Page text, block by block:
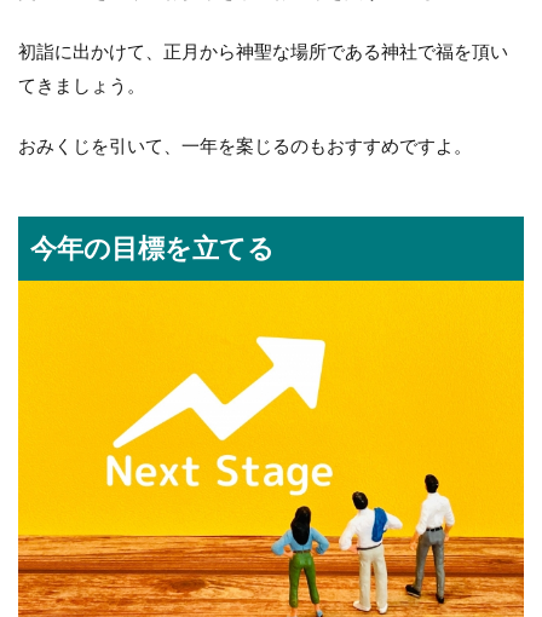
初詣に出かけて、正月から神聖な場所である神社で福を頂い
てきましょう。
おみくじを引いて、一年を案じるのもおすすめですよ。
今年の目標を立てる